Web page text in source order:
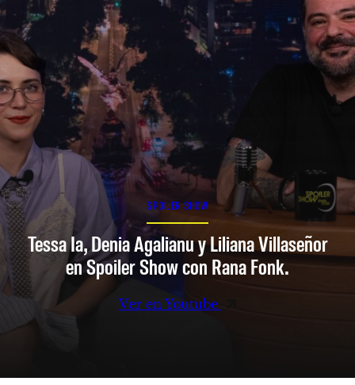
SPOILER SHOW
Tessa Ia, Denia Agalianu y Liliana Villaseñor
en Spoiler Show con Rana Fonk.
Ver en Youtube